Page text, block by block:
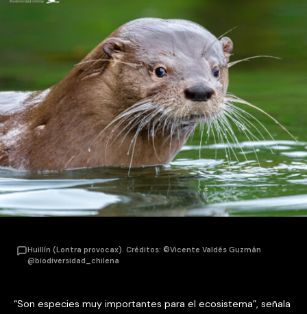
Huillín (Lontra provocax). Créditos: ©Vicente Valdés Guzmán
@biodiversidad_chilena
“Son especies muy importantes para el ecosistema”, señala